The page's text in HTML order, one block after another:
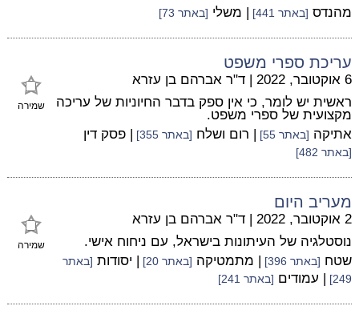
מהנדס [באתר 441] | משלי [באתר 73]
עריכת ספרי משפט
שמירה
6 אוקטובר, 2022 | ד"ר אברהם בן עזרא
ראשית יש לומר, כי אין ספק בדבר החיוניות של עריכה
מקצועית של ספרי משפט.
אתיקה [באתר 55] | רום ושלח [באתר 355] | פסק דין
[באתר 482]
מעריב היום
שמירה
2 אוקטובר, 2022 | ד"ר אברהם בן עזרא
נוסטלגיה של העיתונות בישראל, עם ניחוח אישי.
שטח [באתר 396] | מתמטיקה [באתר 20] | יסודות [באתר
249]
| עמודים [באתר 241]